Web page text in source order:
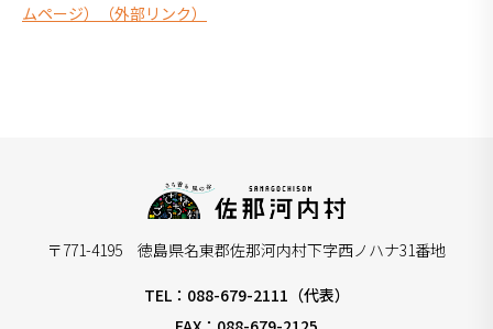
ムページ）（外部リンク）
〒771-4195 徳島県名東郡佐那河内村下字西ノハナ31番地
TEL：088-679-2111（代表）